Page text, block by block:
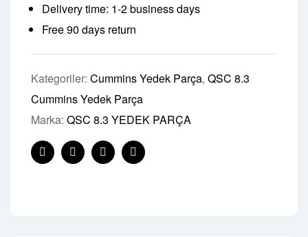
Delivery time: 1-2 business days
Free 90 days return
Kategoriler: Cummins Yedek Parça, QSC 8.3
Cummins Yedek Parça
Marka: QSC 8.3 YEDEK PARÇA
FacebookTwitterLinkedinPinterest